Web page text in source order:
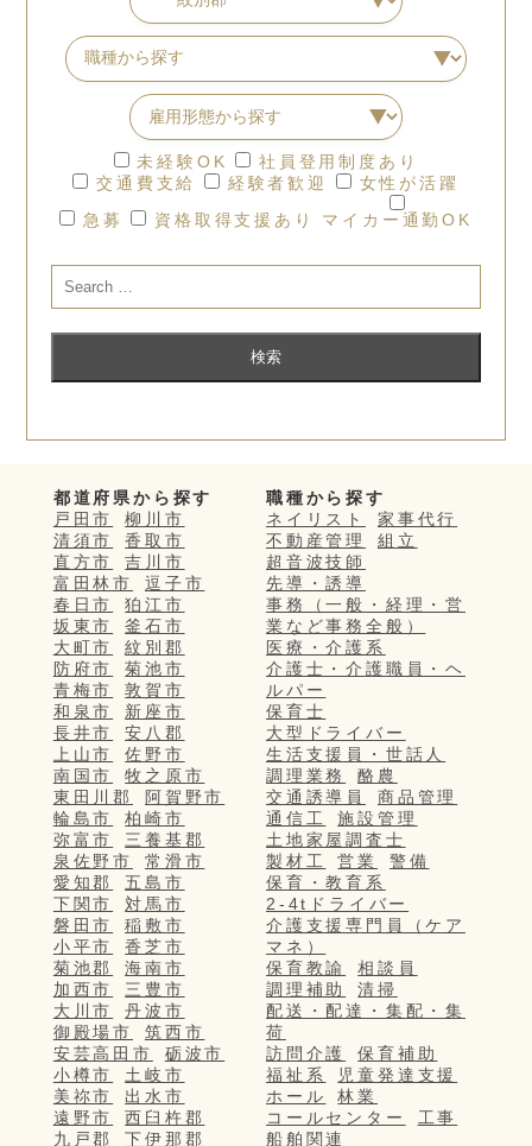
未経験OK
社員登用制度あり
交通費支給
経験者歓迎
女性が活躍
急募
資格取得支援あり マイカー通勤OK
都道府県から探す
戸田市
柳川市
清須市
香取市
直方市
吉川市
富田林市
逗子市
春日市
狛江市
坂東市
釜石市
大町市
紋別郡
防府市
菊池市
青梅市
敦賀市
和泉市
新座市
長井市
安八郡
上山市
佐野市
南国市
牧之原市
東田川郡
阿賀野市
輪島市
柏崎市
弥富市
三養基郡
泉佐野市
常滑市
愛知郡
五島市
下関市
対馬市
磐田市
稲敷市
小平市
香芝市
菊池郡
海南市
加西市
三豊市
大川市
丹波市
御殿場市
筑西市
安芸高田市
砺波市
小樽市
土岐市
美祢市
出水市
遠野市
西臼杵郡
九戸郡
下伊那郡
職種から探す
ネイリスト
家事代行
不動産管理
組立
超音波技師
先導・誘導
事務（一般・経理・営
業など事務全般）
医療・介護系
介護士・介護職員・ヘ
ルパー
保育士
大型ドライバー
生活支援員・世話人
調理業務
酪農
交通誘導員
商品管理
通信工
施設管理
土地家屋調査士
製材工
営業
警備
保育・教育系
2-4tドライバー
介護支援専門員（ケア
マネ）
保育教諭
相談員
調理補助
清掃
配送・配達・集配・集
荷
訪問介護
保育補助
福祉系
児童発達支援
ホール
林業
コールセンター
工事
船舶関連